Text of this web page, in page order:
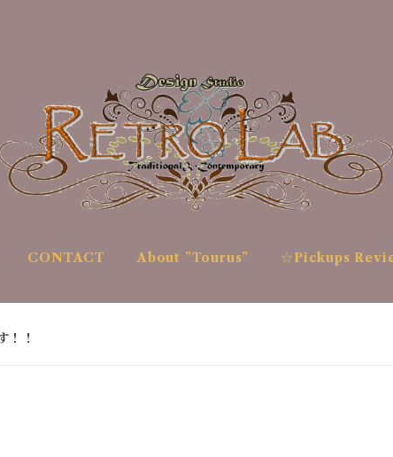
CONTACT About ”Tourus” ☆Pickups
！！